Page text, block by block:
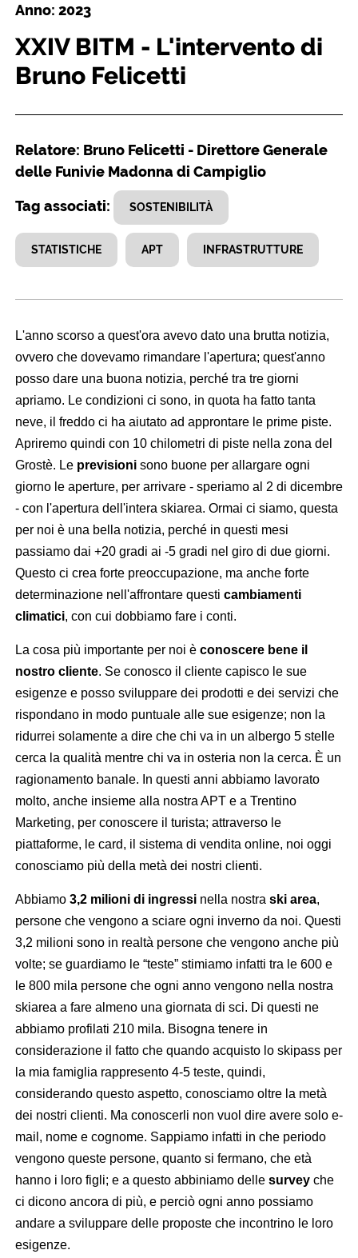
Anno: 2023
XXIV BITM - L'intervento di
Bruno Felicetti
Relatore: Bruno Felicetti - Direttore Generale
delle Funivie Madonna di Campiglio
Tag associati: SOSTENIBILITÀ
STATISTICHE APT INFRASTRUTTURE
L'anno scorso a quest'ora avevo dato una brutta notizia,
ovvero che dovevamo rimandare l'apertura; quest'anno
posso dare una buona notizia, perché tra tre giorni
apriamo. Le condizioni ci sono, in quota ha fatto tanta
neve, il freddo ci ha aiutato ad approntare le prime piste.
Apriremo quindi con 10 chilometri di piste nella zona del
Grostè. Le previsioni sono buone per allargare ogni
giorno le aperture, per arrivare - speriamo al 2 di dicembre
- con l'apertura dell'intera skiarea. Ormai ci siamo, questa
per noi è una bella notizia, perché in questi mesi
passiamo dai +20 gradi ai -5 gradi nel giro di due giorni.
Questo ci crea forte preoccupazione, ma anche forte
determinazione nell'affrontare questi cambiamenti
climatici, con cui dobbiamo fare i conti.
La cosa più importante per noi è conoscere bene il
nostro cliente. Se conosco il cliente capisco le sue
esigenze e posso sviluppare dei prodotti e dei servizi che
rispondano in modo puntuale alle sue esigenze; non la
ridurrei solamente a dire che chi va in un albergo 5 stelle
cerca la qualità mentre chi va in osteria non la cerca. È un
ragionamento banale. In questi anni abbiamo lavorato
molto, anche insieme alla nostra APT e a Trentino
Marketing, per conoscere il turista; attraverso le
piattaforme, le card, il sistema di vendita online, noi oggi
conosciamo più della metà dei nostri clienti.
Abbiamo 3,2 milioni di ingressi nella nostra ski area,
persone che vengono a sciare ogni inverno da noi. Questi
3,2 milioni sono in realtà persone che vengono anche più
volte; se guardiamo le “teste” stimiamo infatti tra le 600 e
le 800 mila persone che ogni anno vengono nella nostra
skiarea a fare almeno una giornata di sci. Di questi ne
abbiamo profilati 210 mila. Bisogna tenere in
considerazione il fatto che quando acquisto lo skipass per
la mia famiglia rappresento 4-5 teste, quindi,
considerando questo aspetto, conosciamo oltre la metà
dei nostri clienti. Ma conoscerli non vuol dire avere solo e-
mail, nome e cognome. Sappiamo infatti in che periodo
vengono queste persone, quanto si fermano, che età
hanno i loro figli; e a questo abbiniamo delle survey che
ci dicono ancora di più, e perciò ogni anno possiamo
andare a sviluppare delle proposte che incontrino le loro
esigenze.